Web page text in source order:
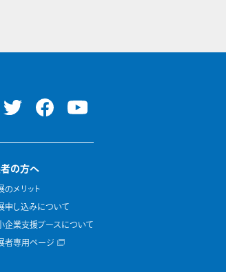
の方へ
のメリット
申し込みについて
企業支援ブースについて
者専用ページ